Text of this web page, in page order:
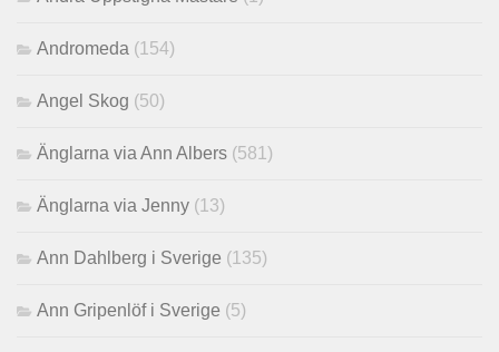
Andromeda (154)
Angel Skog (50)
Änglarna via Ann Albers (581)
Änglarna via Jenny (13)
Ann Dahlberg i Sverige (135)
Ann Gripenlöf i Sverige (5)